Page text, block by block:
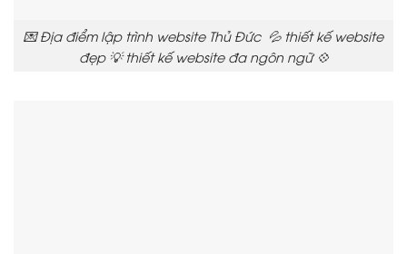
💌 Địa điểm lập trình website Thủ Đức 💦 thiết kế website
đẹp 💡 thiết kế website đa ngôn ngữ 💠